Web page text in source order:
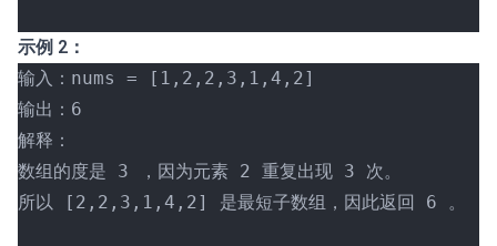
示例 2：
输入：nums = [1,2,2,3,1,4,2]
输出：6
解释：
数组的度是 3 ，因为元素 2 重复出现 3 次。
所以 [2,2,3,1,4,2] 是最短子数组，因此返回 6 。